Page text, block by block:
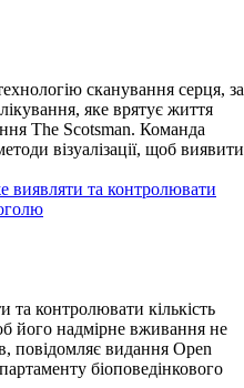
сканування серця, за
яке врятує життя
The Scotsman. Команда
візуалізації, щоб виявити
виявляти та контролювати
контролювати кількість
його надмірне вживання не
повідомляє видання Open
біоповедінкового